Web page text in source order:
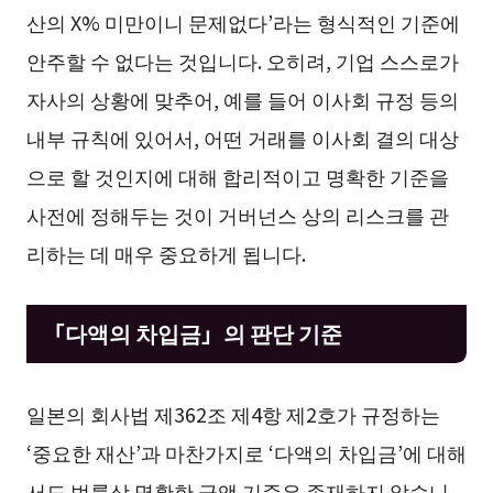
산의 X% 미만이니 문제없다’라는 형식적인 기준에
안주할 수 없다는 것입니다. 오히려, 기업 스스로가
자사의 상황에 맞추어, 예를 들어 이사회 규정 등의
내부 규칙에 있어서, 어떤 거래를 이사회 결의 대상
으로 할 것인지에 대해 합리적이고 명확한 기준을
사전에 정해두는 것이 거버넌스 상의 리스크를 관
리하는 데 매우 중요하게 됩니다.
「다액의 차입금」의 판단 기준
일본의 회사법 제362조 제4항 제2호가 규정하는
‘중요한 재산’과 마찬가지로 ‘다액의 차입금’에 대해